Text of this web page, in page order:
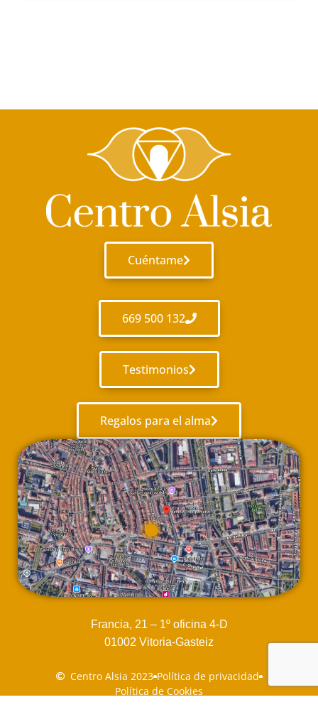
Cuéntame
669 500 132
Testimonios
Regalos para el alma
Francia, 21 – 1º oficina 4-D
01002 Vitoria-Gasteiz
Centro Alsia 2023 Política de privacidad
Política de Cookies